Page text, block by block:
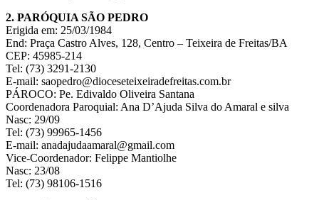
2. PARÓQUIA SÃO PEDRO
Erigida em: 25/03/1984
End: Praça Castro Alves, 128, Centro – Teixeira de Freitas/BA
CEP: 45985-214
Tel: (73) 3291-2130
E-mail: saopedro@dioceseteixeiradefreitas.com.br
PÁROCO: Pe. Edivaldo Oliveira Santana
Coordenadora Paroquial: Ana D’Ajuda Silva do Amaral e silva
Nasc: 29/09
Tel: (73) 99965-1456
E-mail: anadajudaamaral@gmail.com
Vice-Coordenador: Felippe Mantiolhe
Nasc: 23/08
Tel: (73) 98106-1516